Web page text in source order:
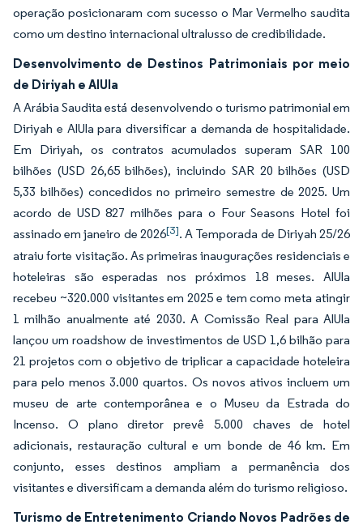
operação posicionaram com sucesso o Mar Vermelho saudita
como um destino internacional ultralusso de credibilidade.
Desenvolvimento de Destinos Patrimoniais por meio
de Diriyah e AlUla
A Arábia Saudita está desenvolvendo o turismo patrimonial em
Diriyah e AlUla para diversificar a demanda de hospitalidade.
Em Diriyah, os contratos acumulados superam SAR 100
bilhões (USD 26,65 bilhões), incluindo SAR 20 bilhões (USD
5,33 bilhões) concedidos no primeiro semestre de 2025. Um
acordo de USD 827 milhões para o Four Seasons Hotel foi
assinado em janeiro de 2026[3]. A Temporada de Diriyah 25/26
atraiu forte visitação. As primeiras inaugurações residenciais e
hoteleiras são esperadas nos próximos 18 meses. AlUla
recebeu ~320.000 visitantes em 2025 e tem como meta atingir
1 milhão anualmente até 2030. A Comissão Real para AlUla
lançou um roadshow de investimentos de USD 1,6 bilhão para
21 projetos com o objetivo de triplicar a capacidade hoteleira
para pelo menos 3.000 quartos. Os novos ativos incluem um
museu de arte contemporânea e o Museu da Estrada do
Incenso. O plano diretor prevê 5.000 chaves de hotel
adicionais, restauração cultural e um bonde de 46 km. Em
conjunto, esses destinos ampliam a permanência dos
visitantes e diversificam a demanda além do turismo religioso.
Turismo de Entretenimento Criando Novos Padrões de